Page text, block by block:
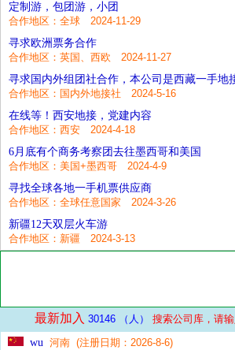
定制游，包团游，小团
合作地区：全球 2024-11-29
寻求欧洲票务合作
合作地区：英国、西欧 2024-11-27
合作地区：国内外地接社 2024-5-16
在线等！西安地接，党建内容
合作地区：西安 2024-4-18
6月底有个商务考察团去往墨西哥和美国
合作地区：美国+墨西哥 2024-4-9
寻找全球各地一手机票供应商
合作地区：全球任意国家 2024-3-26
新疆12天双层火车游
合作地区：新疆 2024-3-13
最新加入 30146 （人）
搜索公司库，请
wu 河南 (注册日期：2026-8-6)